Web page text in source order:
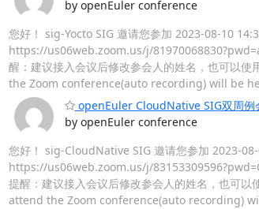
by openEuler conference
您好！ sig-Yocto SIG 邀请您参加 2023-08-10
https://us06web.zoom.us/j/
醒：建议接入会议后修改参会人的姓名，也可以
the Zoom conference(auto recording) will be
openEuler CloudNative SIG双周例
by openEuler conference
您好！ sig-CloudNative SIG 邀请您参加 2023-
https://us06web.zoom.us/j/
提醒：建议接入会议后修改参会人的姓名，也可
attend the Zoom conference(auto recording)